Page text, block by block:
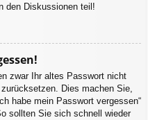
den Diskussionen teil!
zwar Ihr altes Passwort nicht
Dies machen Sie,
habe mein Passwort vergessen“
sollten Sie sich schnell wieder